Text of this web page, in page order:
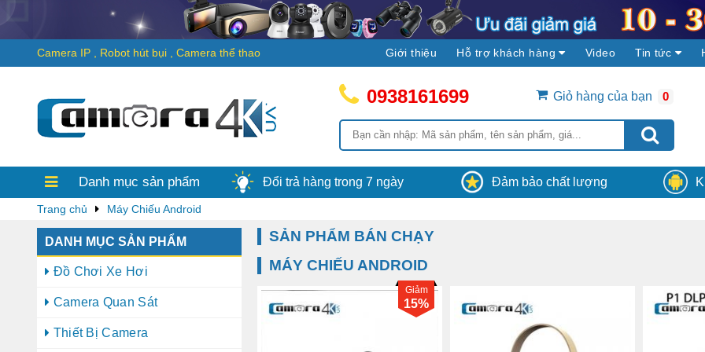
Camera IP Robot hút bụi Camera thể thao Giới thiệu Hỗ trợ khách hàng Video Tin tức
0938161699 Giỏ hàng của bạn 0
Thanh toán
Chỉ trong vòng 30 phút, hệ
thống bên Camera4k.vn sẽ có thông báo nhận
được tiền, ngay lập tức nhân viên của
Vận chuyểnHệ thống Camera4K sẽ
hàng và lắp đặt miễn phí tại các tỉnh,
phố trên toàn khu vực miền Nam Việt
Danh mục sản phẩm Đổi trả hàng trong 7 ngày Đảm bảo chất lượng
Trang chủ Máy Chiếu Android
DANH MỤC SẢN PHẨM
Đồ Chơi Xe Hơi
Camera Quan Sát
Thiết Bị Camera
SẢN PHẨM BÁN CHẠY
MÁY CHIẾU ANDROID
Giảm
15%